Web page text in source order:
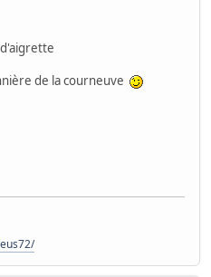
de la courneuve